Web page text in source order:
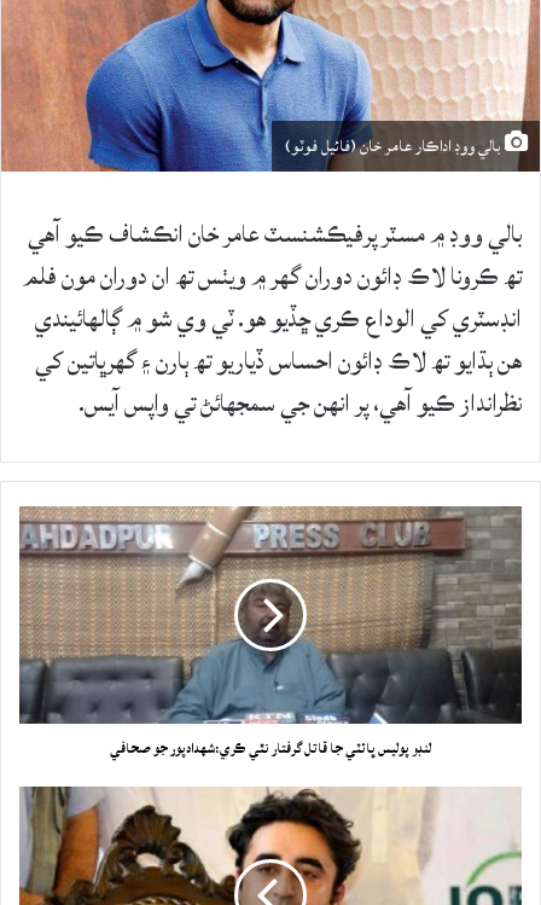
بالي ووڊ اداڪار عامر خان (فائيل فوٽو)
بالي ووڊ ۾ مسٽر پرفيڪشنسٽ عامر خان انڪشاف ڪيو آهي
تھ ڪرونا لاڪ ڊائون دوران گهر ۾ ويٺس تھ ان دوران مون فلم
انڊسٽري کي الوداع ڪري ڇڏيو هو. ٽي وي شو ۾ ڳالهائيندي
هن ٻڌايو تھ لاڪ ڊائون احساس ڏياريو تھ ٻارن ۽ گهرڀاتين کي
نظرانداز ڪيو آهي، پر انهن جي سمجهائڻ تي واپس آيس.
لنڊو پوليس ڀائٽي جا قاتل گرفتار نٿي ڪري:شهدادپور جو صحافي